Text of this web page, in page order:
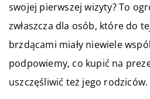
swojej pierwszej wizyty? To
zwłaszcza dla osób, które do
brzdącami miały niewiele
podpowiemy, co kupić na
uszczęśliwić też jego rodziców.